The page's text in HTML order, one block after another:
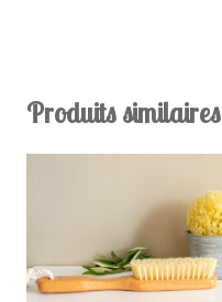
Produits similaires